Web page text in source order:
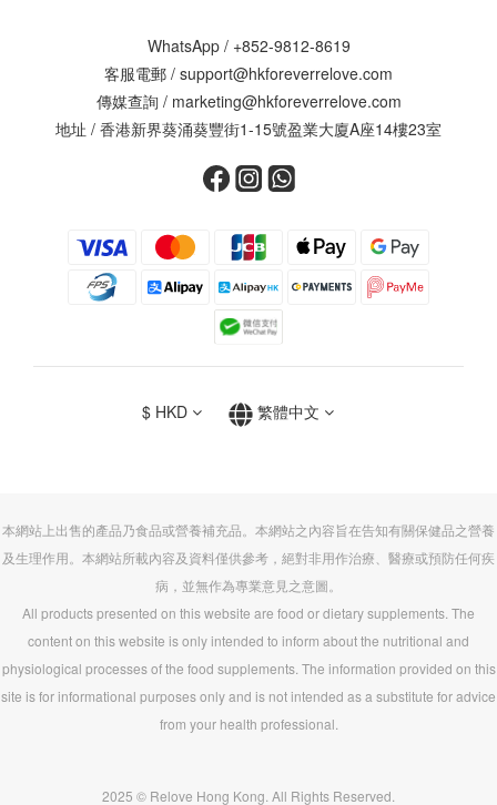
WhatsApp / +852-9812-8619
客服電郵 / support@hkforeverrelove.com
傳媒查詢 / marketing@hkforeverrelove.com
地址 / 香港新界葵涌葵豐街1-15號盈業大廈A座14樓23室
$ HKD 繁體中文
本網站上出售的產品乃食品或營養補充品。本網站之內容旨在告知有關保健品之營養
及生理作用。本網站所載內容及資料僅供參考，絕對非用作治療、醫療或預防任何疾
病，並無作為專業意見之意圖。
All products presented on this website are food or dietary supplements. The
content on this website is only intended to inform about the nutritional and
physiological processes of the food supplements. The information provided on this
site is for informational purposes only and is not intended as a substitute for advice
from your health professional.
2025 © Relove Hong Kong. All Rights Reserved.